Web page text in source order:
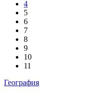
4
5
6
7
8
9
10
11
География